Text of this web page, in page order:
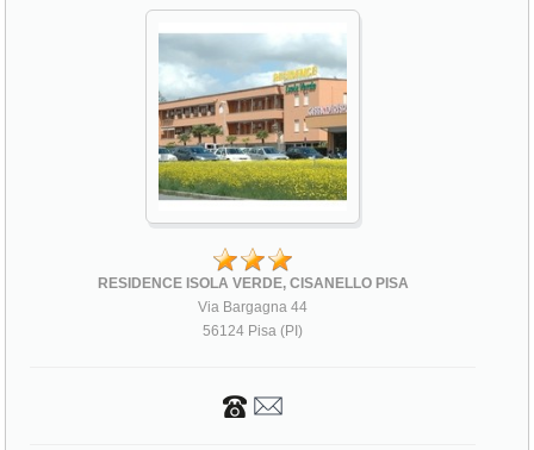
RESIDENCE ISOLA VERDE, CISANELLO PISA
Via Bargagna 44
56124 Pisa (PI)